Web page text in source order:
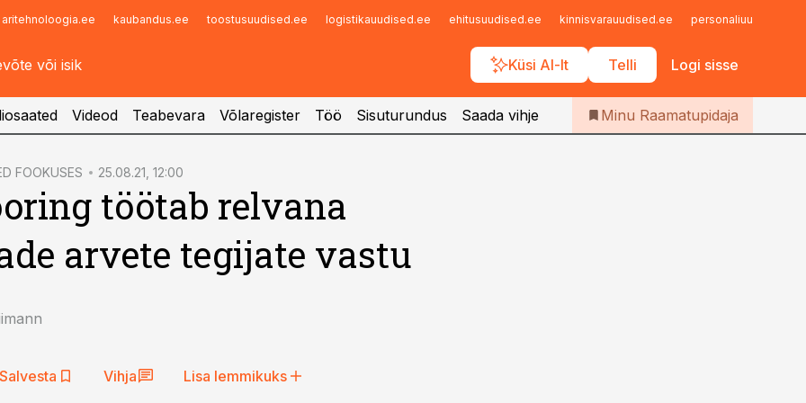
aritehnoloogia.ee kaubandus.ee toostusuudised.ee logistikauudised.ee ehitusuudised.ee kinnisvarauudised.ee personaliuudised.ee
Küsi AI-lt Telli Logi sisse
Infopank
Iseteenindus
Telli Raamatupidaja
Videod Teabevara Võlaregister Töö Sisuturundus Saada vihje Minu Raamatupidaja
FOOKUSES 25.08.21, 12:00
töötab relvana
arvete tegijate vastu
Salvesta Vihja Lisa lemmikuks